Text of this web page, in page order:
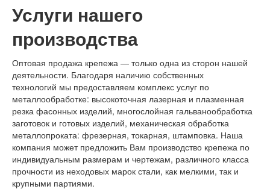
Услуги нашего
производства
Оптовая продажа крепежа — только одна из сторон нашей
деятельности. Благодаря наличию собственных
технологий мы предоставляем комплекс услуг по
металлообработке: высокоточная лазерная и плазменная
резка фасонных изделий, многослойная гальванообработка
заготовок и готовых изделий, механическая обработка
металлопроката: фрезерная, токарная, штамповка. Наша
компания может предложить Вам производство крепежа по
индивидуальным размерам и чертежам, различного класса
прочности из неходовых марок стали, как мелкими, так и
крупными партиями.